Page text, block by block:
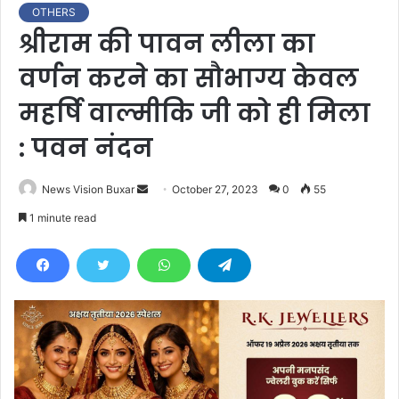
OTHERS
श्रीराम की पावन लीला का
वर्णन करने का सौभाग्य केवल
महर्षि वाल्मीकि जी को ही मिला
: पवन नंदन
News Vision Buxar
d
e
m
a
i
October 27, 2023 0 55
1 minute read